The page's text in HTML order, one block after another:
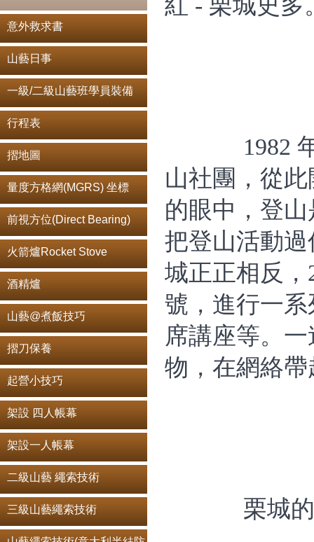
意外救求書
山藝日事
一級/二級山藝班學員裝備
行程表
摺地圖
量度方格網(MGRS) 坐標
前視方位(Direct Bearing)
火箭爐Rocket Stove
酒精爐
山藝@煮飯技巧
摺刀保養
起營小技巧
架設 四人帳幕
架設一人帳幕
二級山藝 繩索技術
三級山藝繩索技術
紅‬ - 栗城史多
1982
山社團，從
的眼中，登
把登山活動
城正正相反，
號，進行一
席講座等。
物，在網絡
栗城